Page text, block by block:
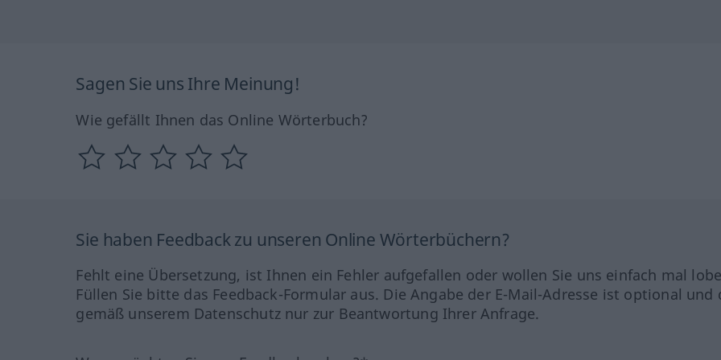
Sagen Sie uns Ihre Meinung!
Wie gefällt Ihnen das Online Wörterbuch?
Sie haben Feedback zu unseren Online Wörterbüchern?
Fehlt eine Übersetzung, ist Ihnen ein Fehler aufgefallen oder wollen Sie uns einfach mal
Füllen Sie bitte das Feedback-Formular aus. Die Angabe der E-Mail-Adresse ist optional und
gemäß unserem Datenschutz nur zur Beantwortung Ihrer Anfrage.